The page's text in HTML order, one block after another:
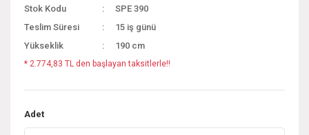
Stok Kodu
SPE 390
Teslim Süresi
15 iş günü
Yükseklik
190 cm
* 2.774,83 TL den başlayan taksitlerle!!
Adet